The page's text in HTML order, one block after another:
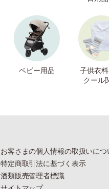
ベビー用品
子供衣
クール
お客さまの個人情報の取扱いにつ
特定商取引法に基づく表示
酒類販売管理者標識